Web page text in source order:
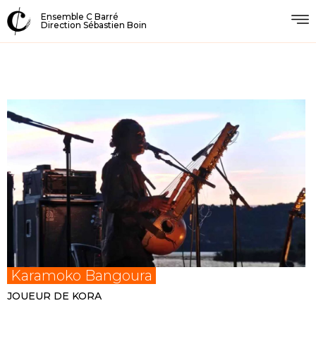
Ensemble C Barré
Direction Sébastien Boin
Karamoko Bangoura
JOUEUR DE KORA